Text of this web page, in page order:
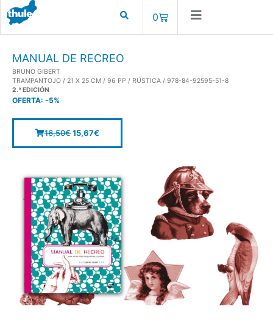
0
MANUAL DE RECREO
BRUNO GIBERT
TRAMPANTOJO / 21 X 25 CM / 96 PP / RÚSTICA / 978-84-92595-51-8
2.ª EDICIÓN
OFERTA: -5%
16,50€15,67€